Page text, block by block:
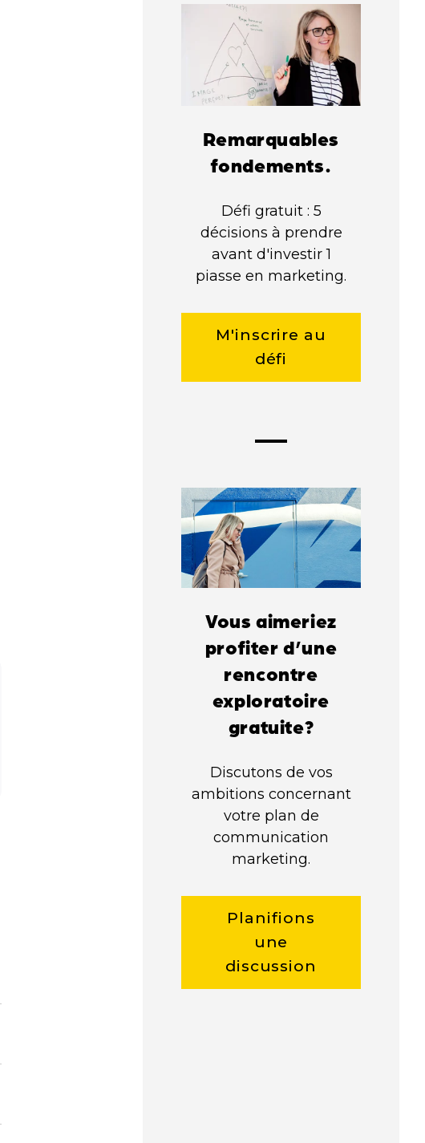
Remarquables
fondements.
Défi gratuit : 5
décisions à prendre
avant d'investir 1
piasse en marketing.
M'inscrire au
défi
Vous aimeriez
profiter d’une
rencontre
exploratoire
gratuite?
Discutons de vos
ambitions concernant
votre plan de
communication
marketing.
Planifions
une
discussion